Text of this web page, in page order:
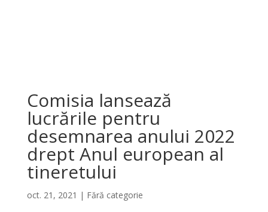
Comisia lansează
lucrările pentru
desemnarea anului 2022
drept Anul european al
tineretului
oct. 21, 2021 | Fără categorie